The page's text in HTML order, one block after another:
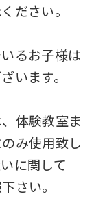
ださい。
るお子様は
います。
体験教室ま
み使用致し
に関して
さい。